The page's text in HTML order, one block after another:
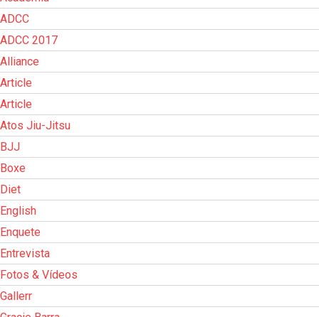
ADCC
ADCC 2017
Alliance
Article
Article
Atos Jiu-Jitsu
BJJ
Boxe
Diet
English
Enquete
Entrevista
Fotos & Vídeos
Gallerr